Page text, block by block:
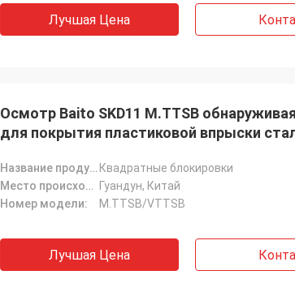
Лучшая Цена
Осмотр Baito SKD11 M.TTSB
для покрытия пластиковой впрыски
Название продукта: Квадратные блокировки
Место происхождения:
Гуандун, Китай
Номер модели:
M.TTSB/VTTSB
Лучшая Цена